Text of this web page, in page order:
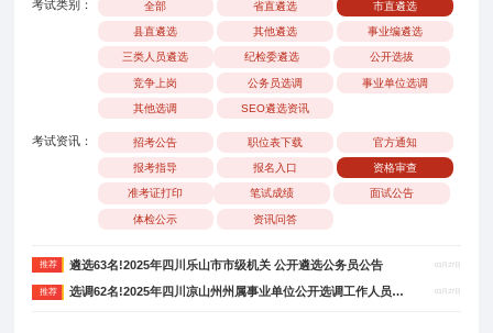
考试类别： 全部 省直遴选 市直遴选
县直遴选 其他遴选 事业编遴选
三类人员遴选 纪检委遴选 公开选拔
竞争上岗 公务员选调 事业单位选调
其他选调 SEO遴选资讯
考试资讯： 招考公告 职位表下载 官方通知
报考指导 报名入口 资格审查
准考证打印 笔试成绩 面试公告
体检公示 资讯问答
推荐 遴选63名!2025年四川乐山市市级机关 公开遴选公务员公告 03月27日
推荐 选调62名!2025年四川凉山州州属事业单位公开选调工作人员公告 03月27日